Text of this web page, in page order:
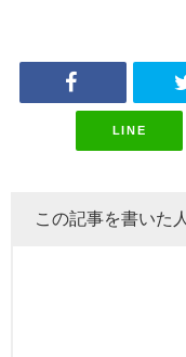
LINE
この記事を書いた人